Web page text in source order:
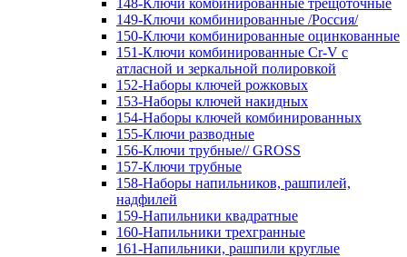
148-Ключи комбинированные трещоточные
149-Ключи комбинированные /Россия/
150-Ключи комбинированные оцинкованные
151-Ключи комбинированные Cr-V с
атласной и зеркальной полировкой
152-Наборы ключей рожковых
153-Наборы ключей накидных
154-Наборы ключей комбинированных
155-Ключи разводные
156-Ключи трубные// GROSS
157-Ключи трубные
158-Наборы напильников, рашпилей,
надфилей
159-Напильники квадратные
160-Напильники трехгранные
161-Напильники, рашпили круглые